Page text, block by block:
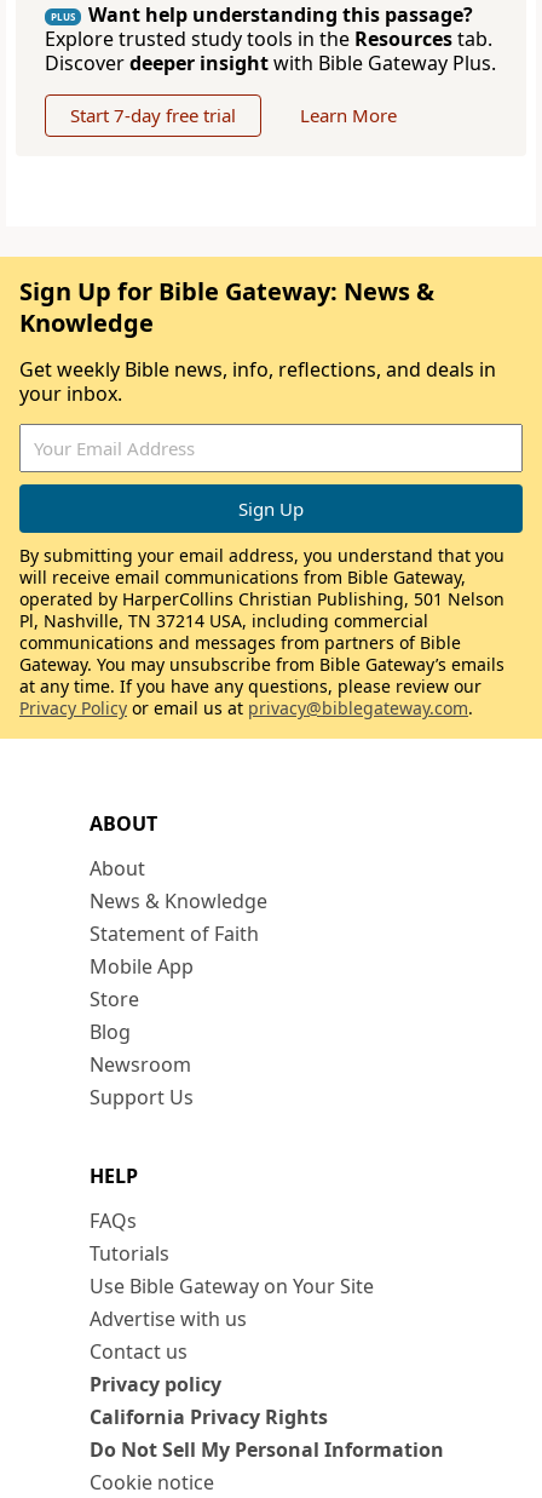
PLUS
Want help understanding this passage?
Explore trusted study tools in the Resourcestab.
Discoverdeeper insightwith Bible Gateway Plus.
Start 7-day free trial Learn More
ABOUT
About
News & Knowledge
Statement of Faith
Mobile App
Store
Blog
Newsroom
Support Us
HELP
FAQs
Tutorials
Use Bible Gateway on Your Site
Advertise with us
Contact us
Privacy policy
California Privacy Rights
Do Not Sell My Personal Information
Cookie notice
Sign Up for Bible Gateway: News &
Knowledge
Get weekly Bible news, info, reflections, and deals in
your inbox.
By submitting your email address, you understand that you
will receive email communications from Bible Gateway,
operated by HarperCollins Christian Publishing, 501 Nelson
Pl, Nashville, TN 37214 USA, including commercial
communications and messages from partners of Bible
Gateway. You may unsubscribe from Bible Gateway’s emails
at any time. If you have any questions, please review our
Privacy Policy or email us at privacy@biblegateway.com.